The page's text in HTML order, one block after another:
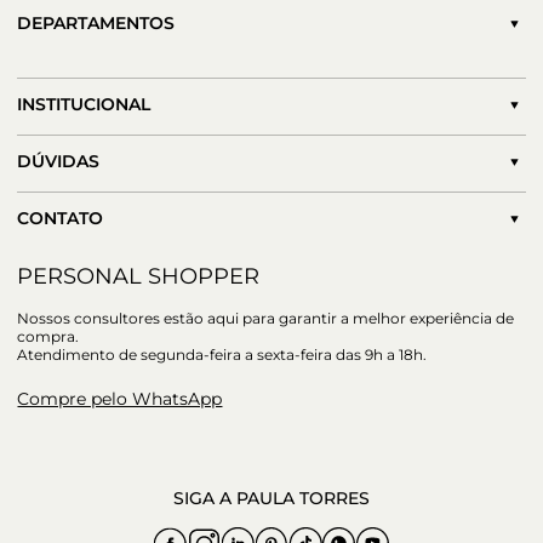
DEPARTAMENTOS
INSTITUCIONAL
DÚVIDAS
CONTATO
PERSONAL SHOPPER
Nossos consultores estão aqui para garantir a melhor experiência de
compra.
Atendimento de segunda-feira a sexta-feira das 9h a 18h.
Compre pelo WhatsApp